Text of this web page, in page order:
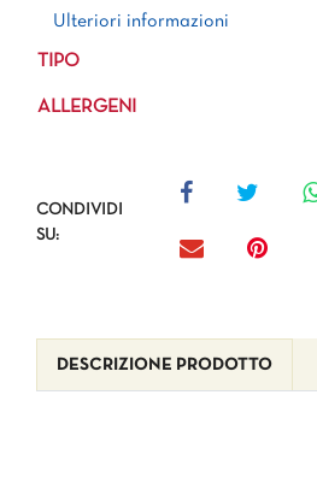
Ulteriori informazioni
Ulteriori informazioni
TIPO
ALLERGENI
CONDIVIDI
SU:
DESCRIZIONE PRODOTTO